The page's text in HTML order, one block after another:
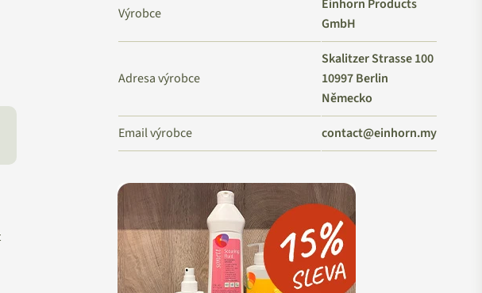
Výrobce
Einhorn Products
GmbH
Adresa výrobce
Skalitzer Strasse 100
10997 Berlin
Německo
Email výrobce
contact@einhorn.my